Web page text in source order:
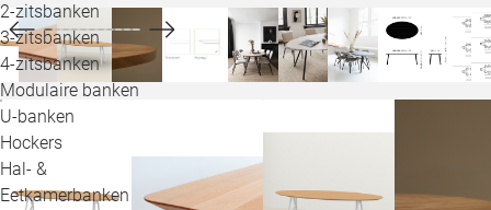
2-zitsbanken
3-zitsbanken
4-zitsbanken
Modulaire banken
U-banken
Hockers
Hal- &
Eetkamerbanken